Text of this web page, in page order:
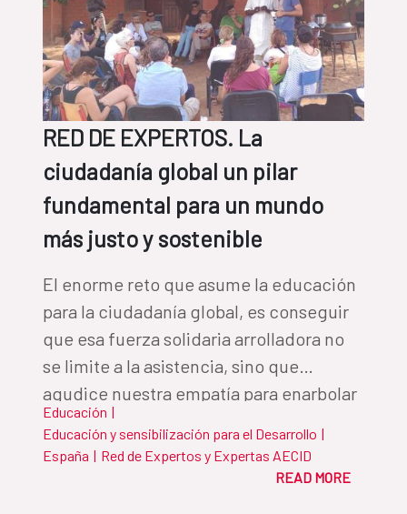
RED DE EXPERTOS. La
ciudadanía global un pilar
fundamental para un mundo
más justo y sostenible
El enorme reto que asume la educación
para la ciudadanía global, es conseguir
que esa fuerza solidaria arrolladora no
se limite a la asistencia, sino que
agudice nuestra empatía para enarbolar
la bandera de la justicia social y
contribuir de manera efectiva a una
Educación |
Educación y sensibilización para el Desarrollo |
España | Red de Expertos y Expertas AECID
READ MORE